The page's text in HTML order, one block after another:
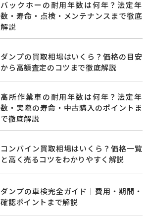
バックホーの耐用年数は何年？法定年
数・寿命・点検・メンテナンスまで徹底
解説
ダンプの買取相場はいくら？価格の目安
から高額査定のコツまで徹底解説
高所作業車の耐用年数は何年？法定年
数・実際の寿命・中古購入のポイントま
で徹底解説
コンバイン買取相場はいくら？価格一覧
と高く売るコツをわかりやすく解説
ダンプの車検完全ガイド｜費用・期間・
確認ポイントまで解説